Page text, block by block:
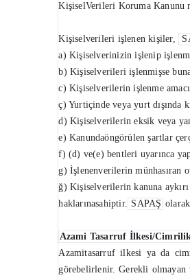
KişiselVerileri Koruma Kanunu
Kişiselverileri işlenen kişiler,
a) Kişiselverinizin işlenip
b) Kişiselverileri işlenmişse
c) Kişiselverilerin işlenme
ç) Yurtiçinde veya yurt dışında
d) Kişiselverilerin eksik veya
e) Kanundaöngörülen şartlar
f) (d) ve(e) bentleri uyarınca
g) İşlenenverilerin münhasıran
ğ) Kişiselverilerin kanuna
haklarınasahiptir. SAPAŞ
Azami Tasarruf İlkesi/
Azamitasarruf ilkesi ya da
görebelirlenir. Gerekli olmayan